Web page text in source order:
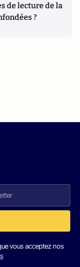
de lecture de la
?
vous acceptez nos